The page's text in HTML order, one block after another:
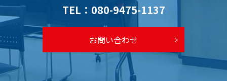
TEL： 080-9475-1137
お問い合わせ